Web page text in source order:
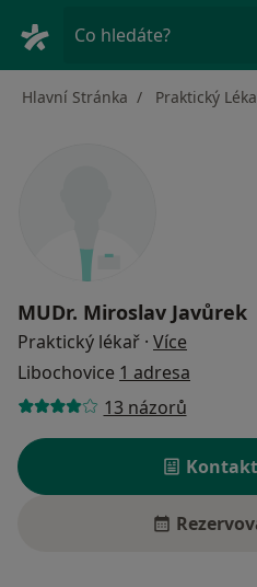
Co hledáte?
Hlavní Stránka Praktický
MUDr. Miroslav Javůrek
Praktický lékař · Více
Libochovice 1 adresa
13 názorů